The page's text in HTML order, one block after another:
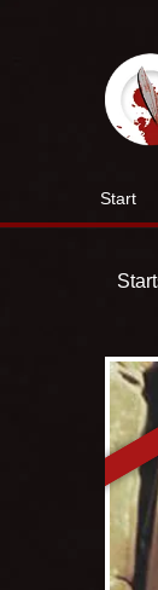
Start